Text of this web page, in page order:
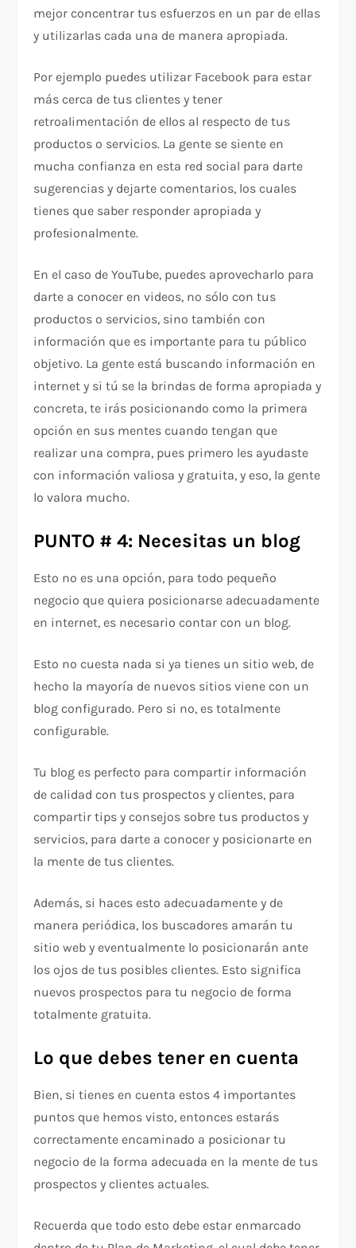
mejor concentrar tus esfuerzos en un par de ellas
y utilizarlas cada una de manera apropiada.
Por ejemplo puedes utilizar Facebook para estar
más cerca de tus clientes y tener
retroalimentación de ellos al respecto de tus
productos o servicios. La gente se siente en
mucha confianza en esta red social para darte
sugerencias y dejarte comentarios, los cuales
tienes que saber responder apropiada y
profesionalmente.
En el caso de YouTube, puedes aprovecharlo para
darte a conocer en videos, no sólo con tus
productos o servicios, sino también con
información que es importante para tu público
objetivo. La gente está buscando información en
internet y si tú se la brindas de forma apropiada y
concreta, te irás posicionando como la primera
opción en sus mentes cuando tengan que
realizar una compra, pues primero les ayudaste
con información valiosa y gratuita, y eso, la gente
lo valora mucho.
PUNTO # 4: Necesitas un blog
Esto no es una opción, para todo pequeño
negocio que quiera posicionarse adecuadamente
en internet, es necesario contar con un blog.
Esto no cuesta nada si ya tienes un sitio web, de
hecho la mayoría de nuevos sitios viene con un
blog configurado. Pero si no, es totalmente
configurable.
Tu blog es perfecto para compartir información
de calidad con tus prospectos y clientes, para
compartir tips y consejos sobre tus productos y
servicios, para darte a conocer y posicionarte en
la mente de tus clientes.
Además, si haces esto adecuadamente y de
manera periódica, los buscadores amarán tu
sitio web y eventualmente lo posicionarán ante
los ojos de tus posibles clientes. Esto significa
nuevos prospectos para tu negocio de forma
totalmente gratuita.
Lo que debes tener en cuenta
Bien, si tienes en cuenta estos 4 importantes
puntos que hemos visto, entonces estarás
correctamente encaminado a posicionar tu
negocio de la forma adecuada en la mente de tus
prospectos y clientes actuales.
Recuerda que todo esto debe estar enmarcado